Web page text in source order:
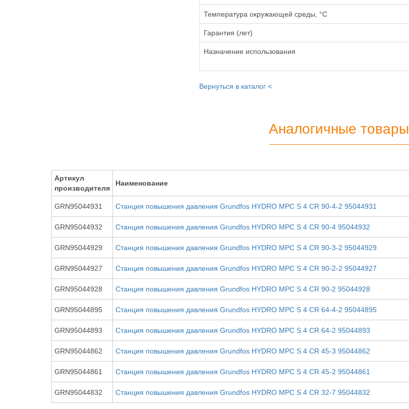
Температура окружающей среды, °С
Гарантия (лет)
Назначение использования
Вернуться в каталог <
Аналогичные товары
Артикул
производителя
Наименование
GRN95044931 Станция повышения давления Grundfos HYDRO MPC S 4 CR 90-4-2 95044931
GRN95044932 Станция повышения давления Grundfos HYDRO MPC S 4 CR 90-4 95044932
GRN95044929 Станция повышения давления Grundfos HYDRO MPC S 4 CR 90-3-2 95044929
GRN95044927 Станция повышения давления Grundfos HYDRO MPC S 4 CR 90-2-2 95044927
GRN95044928 Станция повышения давления Grundfos HYDRO MPC S 4 CR 90-2 95044928
GRN95044895 Станция повышения давления Grundfos HYDRO MPC S 4 CR 64-4-2 95044895
GRN95044893 Станция повышения давления Grundfos HYDRO MPC S 4 CR 64-2 95044893
GRN95044862 Станция повышения давления Grundfos HYDRO MPC S 4 CR 45-3 95044862
GRN95044861 Станция повышения давления Grundfos HYDRO MPC S 4 CR 45-2 95044861
GRN95044832 Станция повышения давления Grundfos HYDRO MPC S 4 CR 32-7 95044832